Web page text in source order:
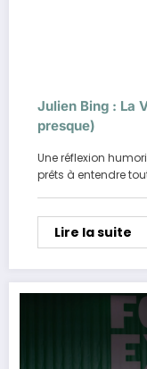
Julien Bing : La
presque)
Une réflexion
prêts à entendre
Lire la suite